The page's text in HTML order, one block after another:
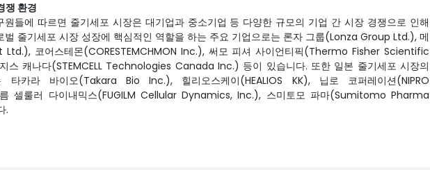
쟁 환경
원들에 따르면 줄기세포 시장은 대기업과 중소기업 등 다양한 규모의 기업 간 시장 경쟁으로 인해
벌 줄기세포 시장 성장에 핵심적인 역할을 하는 주요 기업으로는 론자 그룹(Lonza Group Ltd.), 메
Ltd.), 코어스테몬(CORESTEMCHMON Inc.), 써모 피셔 사이언티픽(Thermo Fisher Scientific
스 캐나다(STEMCELL Technologies Canada Inc.) 등이 있습니다. 또한 일본 줄기세포 시장의
카라 바이오(Takara Bio Inc.), 힐리오스케이(HEALIOS KK), 닙로 코퍼레이션(NIPRO
셀룰러 다이내믹스(FUGILM Cellular Dynamics, Inc.), 스미토모 파마(Sumitomo Pharma
.